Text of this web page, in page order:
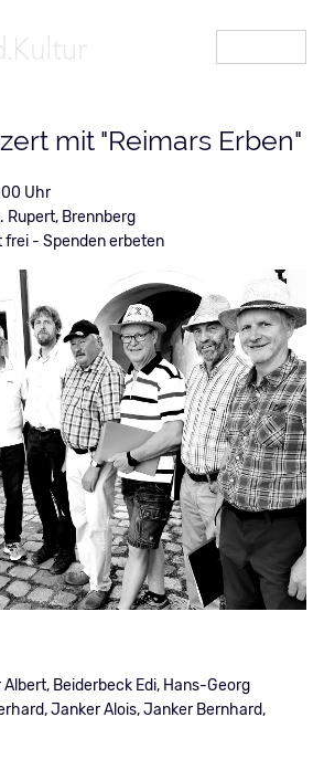
mit "Reimars Erben"
Rupert, Brennberg
frei - Spenden erbeten
Albert, Beiderbeck Edi, Hans-Georg
Janker Alois, Janker Bernhard,